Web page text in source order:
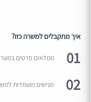
איך מתקבלים למשרה כזו?
01 ממלאים פרטים
02 מגישים מועמדות